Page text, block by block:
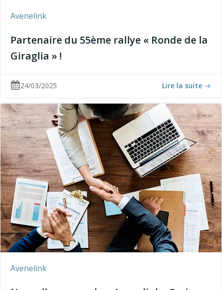
Avenelink
Partenaire du 55ème rallye « Ronde de la
Giraglia » !
24/03/2025 Lire la suite
Avenelink